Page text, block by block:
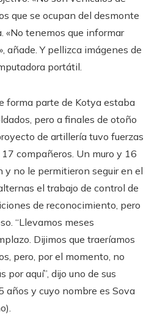
que se ocupan del desmonte
«No tenemos que informar
añade. Y pellizca imágenes de
portátil.
forma parte de Kotya estaba
pero a finales de otoño
de artillería tuvo fuerzas
compañeros. Un muro y 16
y no le permitieron seguir en el
el trabajo de control de
de reconocimiento, pero
“Llevamos meses
Dijimos que traeríamos
pero, por el momento, no
por aquí”, dijo uno de sus
años y cuyo nombre es Sova